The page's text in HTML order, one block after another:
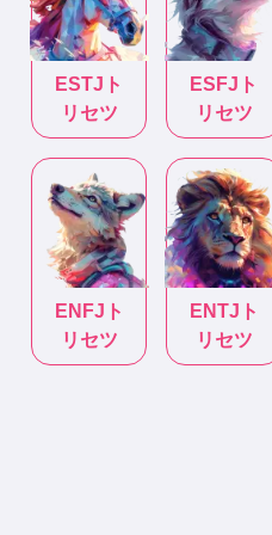
ESTJ ト
リセツ
ESFJ ト
リセツ
ENFJ ト
リセツ
ENTJ ト
リセツ